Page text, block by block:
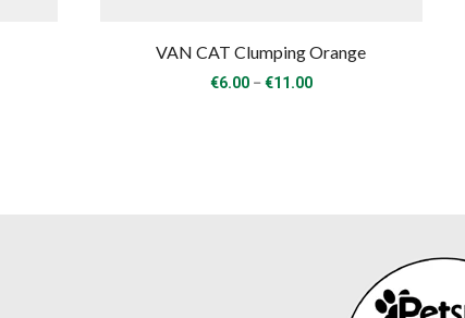
VAN CAT Clumping Orange
€6.00 – €11.00Price